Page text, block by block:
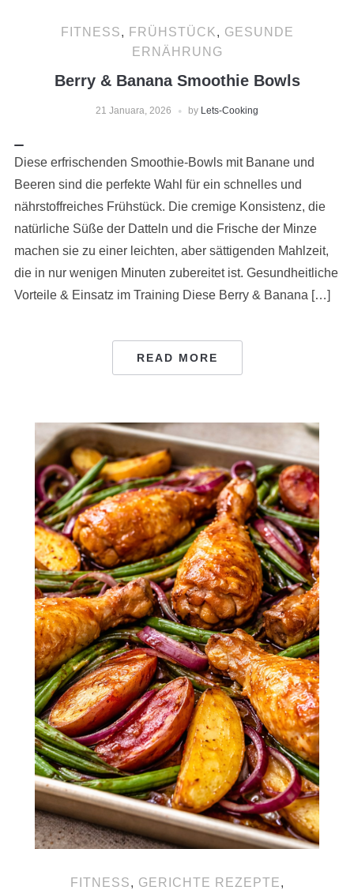
FITNESS, FRÜHSTÜCK, GESUNDE
ERNÄHRUNG
Berry & Banana Smoothie Bowls
21 Januara, 2026 by Lets-Cooking
Diese erfrischenden Smoothie-Bowls mit Banane und
Beeren sind die perfekte Wahl für ein schnelles und
nährstoffreiches Frühstück. Die cremige Konsistenz, die
natürliche Süße der Datteln und die Frische der Minze
machen sie zu einer leichten, aber sättigenden Mahlzeit,
die in nur wenigen Minuten zubereitet ist. Gesundheitliche
Vorteile & Einsatz im Training Diese Berry & Banana […]
READ MORE
FITNESS, GERICHTE REZEPTE,